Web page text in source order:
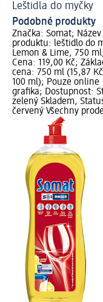
Leštidla do myčky
Podobné produkty
Značka: Somat; Název
produktu: leštidlo do
Lemon & Lime, 750 ml;
Cena: 119,00 Kč;
cena: 750 ml (15,87
100 ml); Pouze online
grafika; Dostupnost:
zelený Skladem,
červený Všechny